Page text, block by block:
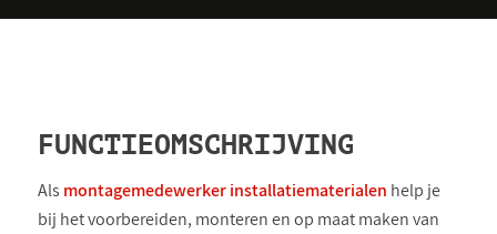
FUNCTIEOMSCHRIJVING
Als montagemedewerker installatiematerialen help je
bij het voorbereiden, monteren en op maat maken van